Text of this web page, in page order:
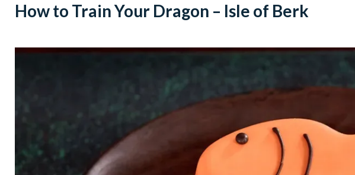
How to Train Your Dragon – Isle of Berk